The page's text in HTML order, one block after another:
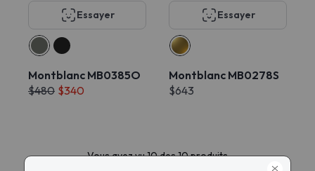
Essayer
Montblanc MB0385O
$480 $340
Essayer
Montblanc MB0278S
$643
Vous avez vu 10 des 10 produits